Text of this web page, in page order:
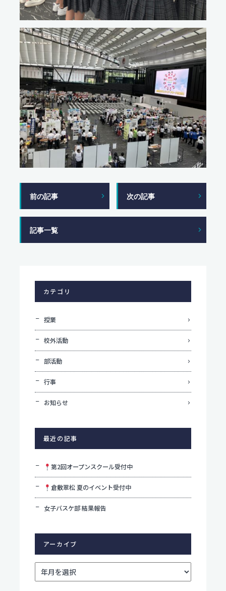
前の記事 次の記事
記事一覧
カテゴリ
授業
校外活動
部活動
行事
お知らせ
最近の記事
第2回オープンスクール受付中
倉敷翠松 夏のイベント受付中
女子バスケ部 結果報告
アーカイブ